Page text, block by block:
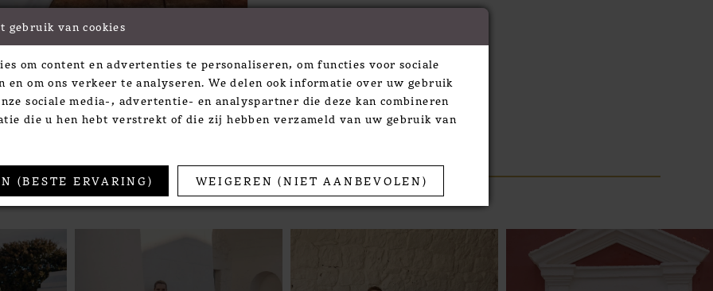
Click to zoom
Click to zoom
SHARE:
gebruik van cookies
om content en advertenties te personaliseren, om functies voor sociale
en om ons verkeer te analyseren. We delen ook informatie over uw gebruik
sociale media-, advertentie- en analyspartner die deze kan combineren
die u hen hebt verstrekt of die zij hebben verzameld van uw gebruik van
(BESTE ERVARING) WEIGEREN (NIET AANBEVOLEN)